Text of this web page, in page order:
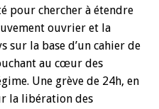
pour chercher à étendre
ouvrier et la
sur la base d’un cahier de
au cœur des
Une grève de 24h, en
la libération des